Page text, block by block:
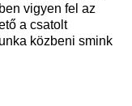
vigyen fel az
a csatolt
közbeni smink